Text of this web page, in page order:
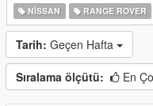
NISSAN
RANGE ROVER
Tarih: Geçen Hafta
Sıralama ölçütü: En